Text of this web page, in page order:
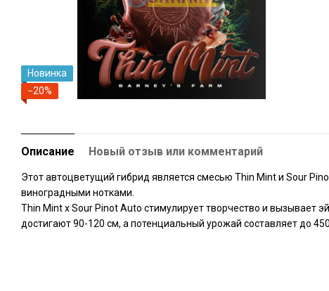
Новинка
−20%
Описание Новый отзыв или комментарий
Этот автоцветущий гибрид является смесью Thin Mint и Sour
виноградными нотками.
Thin Mint x Sour Pinot Auto стимулирует творчество и вызывает
достигают 90-120 см, а потенциальный урожай составляет до